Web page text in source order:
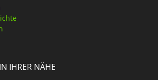
IHRER NÄHE